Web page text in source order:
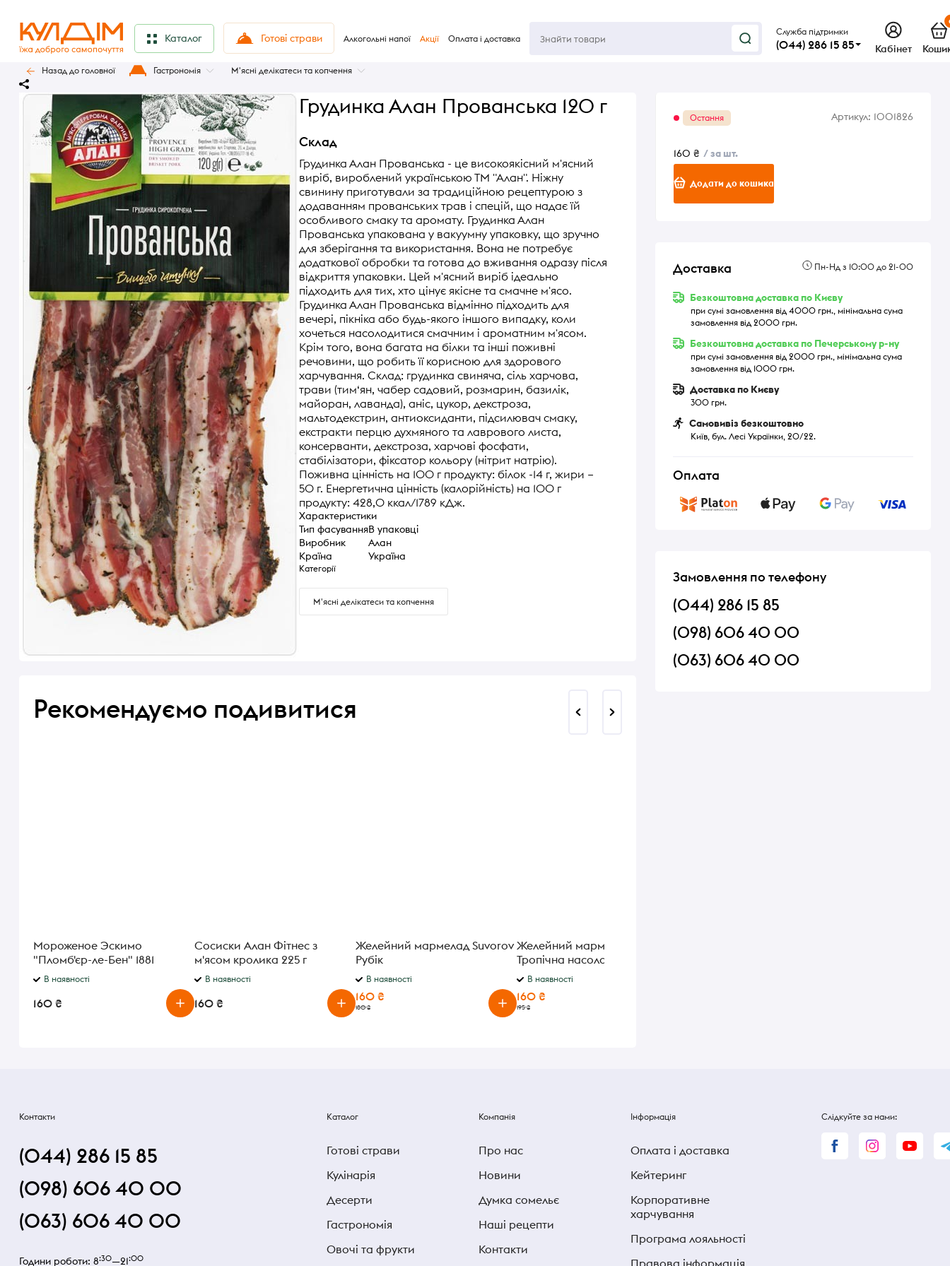
Каталог Готові страви Алкогольні напої Акції Оплата і доставка
Служба підтримки
(044) 286 15 85 Кабінет
Назад до головної Гастрономія М'ясні делікатеси та копчення
Грудинка Алан Прованська 120 г
Склад
Грудинка Алан Прованська - це високоякісний м'ясний
виріб, вироблений українською ТМ "Алан". Ніжну
свинину приготували за традиційною рецептурою з
додаванням прованських трав і спецій, що надає їй
особливого смаку та аромату. Грудинка Алан
Прованська упакована у вакуумну упаковку, що зручно
для зберігання та використання. Вона не потребує
додаткової обробки та готова до вживання одразу після
відкриття упаковки. Цей м'ясний виріб ідеально
підходить для тих, хто цінує якісне та смачне м'ясо.
Грудинка Алан Прованська відмінно підходить для
вечері, пікніка або будь-якого іншого випадку, коли
хочеться насолодитися смачним і ароматним м'ясом.
Крім того, вона багата на білки та інші поживні
речовини, що робить її корисною для здорового
харчування. Склад: грудинка свиняча, сіль харчова,
трави (тим‘ян, чабер садовий, розмарин, базилік,
майоран, лаванда), аніс, цукор, декстроза,
мальтодекстрин, антиоксиданти, підсилювач смаку,
екстракти перцю духмяного та лаврового листа,
консерванти, декстроза, харчові фосфати,
стабілізатори, фіксатор кольору (нітрит натрію).
Поживна цінність на 100 г продукту: білок -14 г, жири –
50 г. Енергетична цінність (калорійність) на 100 г
продукту: 428,0 ккал/1789 кДж.
Характеристики
Тип фасуванняВ упаковці
Виробник
Алан
Країна
Україна
Категорії
М'ясні делікатеси та копчення
Рекомендуємо подивитися
Мороженое Эскимо
"Пломб'єр-ле-Бен" 1881
Gelarty 75 г
В наявності
160 ₴
Сосиски Алан Фітнес з
м'ясом кролика 225 г
В наявності
160 ₴
Желейний мармелад Suvorov
Рубік
В наявності
160 ₴
180 ₴
Желейний мармелад Suvorov
Тропічна насолода
В наявності
160 ₴
195 ₴
Остання Артикул: 1001826
160 ₴ / за шт.
Додати до кошика
Доставка Пн-Нд з 10:00 до 21-00
Безкоштовна доставка по Києву
при сумі замовлення від 4000 грн., мінімальна сума
замовлення від 2000 грн.
Безкоштовна доставка по Печерському р-ну
при сумі замовлення від 2000 грн., мінімальна сума
замовлення від 1000 грн.
Доставка по Києву
300 грн.
Самовивіз безкоштовно
Київ, бул. Лесі Українки, 20/22.
Оплата
Замовлення по телефону
(044) 286 15 85
(098) 606 40 00
(063) 606 40 00
Контакти
(044) 286 15 85
(098) 606 40 00
(063) 606 40 00
Години роботи: 8:30—21:00
Каталог
Готові страви
Кулінарія
Десерти
Гастрономія
Овочі та фрукти
Компанія
Про нас
Новини
Думка сомельє
Наші рецепти
Контакти
Інформація
Оплата і доставка
Кейтеринг
Корпоративне
харчування
Програма лояльності
Правова інформація
Слідкуйте за нами: